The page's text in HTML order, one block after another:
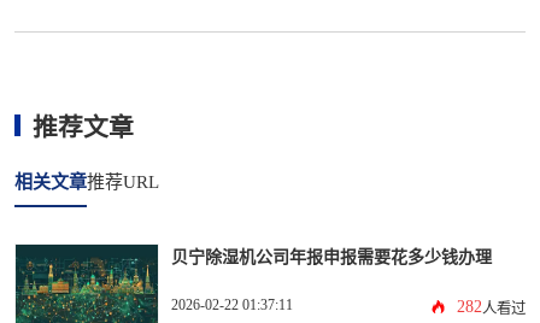
推荐文章
相关文章推荐URL
贝宁除湿机公司年报申报需要花多少钱办理
2026-02-22 01:37:11 282 人看过